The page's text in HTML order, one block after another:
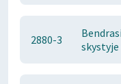
2880-3